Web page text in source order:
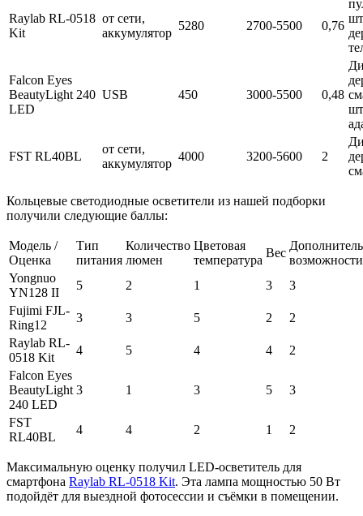
Raylab RL-0518
Kit
от сети,
аккумулятор
5280 2700-5500 0,76
Falcon Eyes
BeautyLight 240
LED
USB 450 3000-5500 0,48
FST RL40BL
от сети,
аккумулятор
4000 3200-5600 2
Кольцевые светодиодные осветители из нашей подборки
получили следующие баллы:
Модель /
Оценка
Тип
питания
Количество
люмен
Цветовая
температура
Вес
возможности
Yongnuo
YN128 II
5 2 1 3
3
Fujimi FJL-
Ring12
3 3 5 2
2
Raylab RL-
0518 Kit
4 5 4 4
2
Falcon Eyes
BeautyLight
240 LED
3 1 3 5 3
FST
RL40BL
4 4 2 1 2
Максимальную оценку получил LED-осветитель для
смартфона Raylab RL-0518 Kit. Эта лампа мощностью 50 Вт
подойдёт для выездной фотосессии и съёмки в помещении.